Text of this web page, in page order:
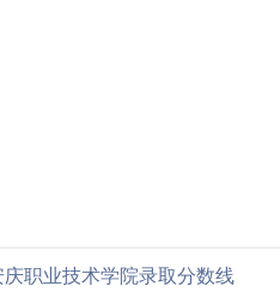
职业技术学院录取分数线